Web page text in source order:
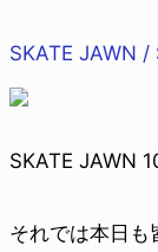
SKATE JAWN
SKATE JAWN
それでは本日も